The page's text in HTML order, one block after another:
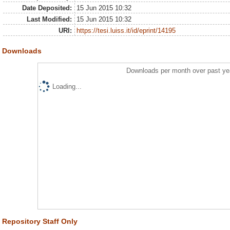
Date Deposited:
15 Jun 2015 10:32
Last Modified:
15 Jun 2015 10:32
URI:
https://tesi.luiss.it/id/eprint/14195
Downloads
Downloads per month over past
Loading...
Repository Staff Only